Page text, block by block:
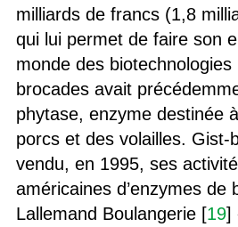
milliards de francs (1,8
qui lui permet de faire son
monde des biotechnologies
brocades avait
phytase, enzyme destinée
porcs et des volailles. Gist-
vendu, en 1995, ses
américaines d’enzymes de
Lallemand Boulangerie [19]